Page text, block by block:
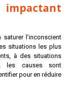
l’inconscient
situations les plus
à des situations
les causes sont
pour en réduire